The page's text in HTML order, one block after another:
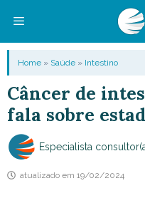
conteúdo
Menu
Home » Saúde » Intestino
Câncer de
fala sobre
Especialista
atualizado em 19/02/2024